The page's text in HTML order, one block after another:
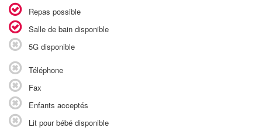
Repas possible
Salle de bain disponible
5G disponible
Téléphone
Fax
Enfants acceptés
Lit pour bébé disponible